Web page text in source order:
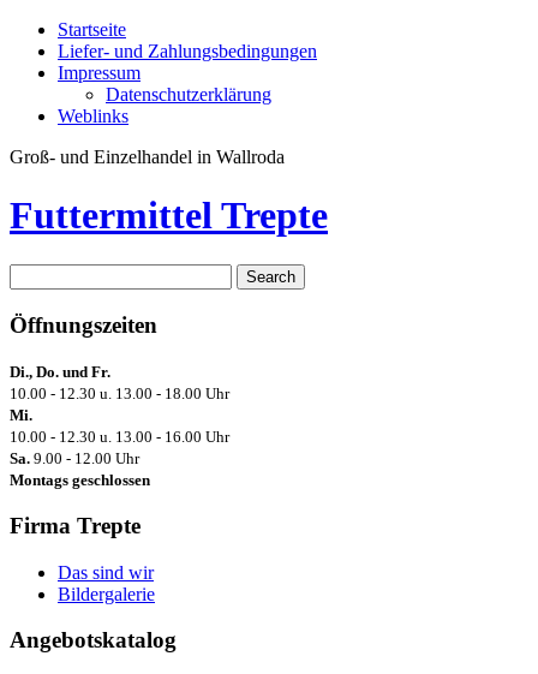
Startseite
Liefer- und Zahlungsbedingungen
Impressum
Datenschutzerklärung
Weblinks
Groß- und Einzelhandel in Wallroda
Futtermittel Trepte
Öffnungszeiten
Di., Do. und Fr.
10.00 - 12.30 u. 13.00 - 18.00 Uhr
Mi.
10.00 - 12.30 u. 13.00 - 16.00 Uhr
Sa. 9.00 - 12.00 Uhr
Montags geschlossen
Firma Trepte
Das sind wir
Bildergalerie
Angebotskatalog